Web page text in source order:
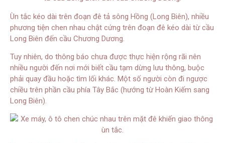
Ùn tắc kéo dài trên đoạn đê tả sông Hồng (Long Biên), nhiều
phương tiện chen nhau chật cứng trên đoạn đê kéo dài từ cầu
Long Biên đến cầu Chương Dương.
Tuy nhiên, do thông báo chưa được thực hiện rộng rãi nên
nhiều người đến nơi mới biết cầu tạm dừng lưu thông, buộc
phải quay đầu hoặc tìm lối khác. Một số người còn đi ngược
chiều trên phần cầu phía Tây Bắc (hướng từ Hoàn Kiếm sang
Long Biên).